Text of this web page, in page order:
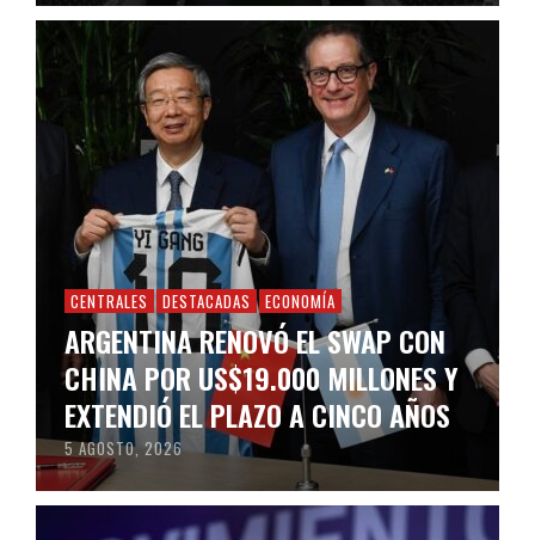
CENTRALES DESTACADAS ECONOMÍA
ARGENTINA RENOVÓ EL SWAP CON
CHINA POR US$19.000 MILLONES Y
EXTENDIÓ EL PLAZO A CINCO AÑOS
5 AGOSTO, 2026